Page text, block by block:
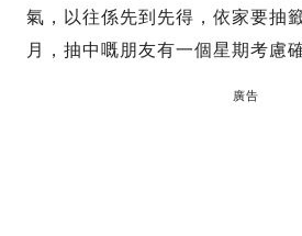
氣，以往係先到先得，依家要抽
月，抽中嘅朋友有一個星期考慮
廣告